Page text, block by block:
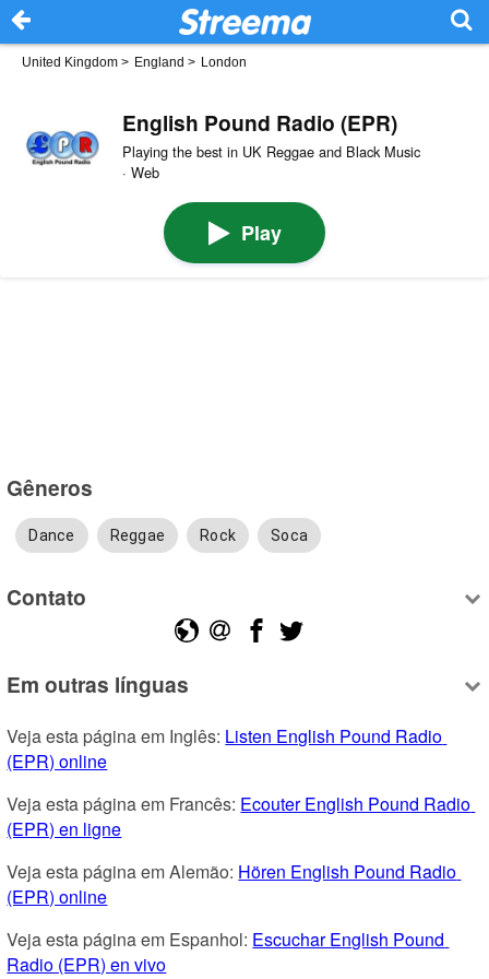
United Kingdom > England > London
English Pound Radio (EPR)
Playing the best in UK Reggae and Black Music
· Web
Play
Gêneros
Dance Reggae Rock Soca
Contato
Em outras línguas
Veja esta página em Inglês: Listen English Pound Radio
(EPR) online
Veja esta página em Francês: Ecouter English Pound Radio
(EPR) en ligne
Veja esta página em Alemão: Hören English Pound Radio
(EPR) online
Veja esta página em Espanhol: Escuchar English Pound
Radio (EPR) en vivo